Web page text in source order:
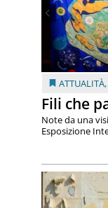
ATTUALITÀ,
Fili che
Note da una
Esposizione